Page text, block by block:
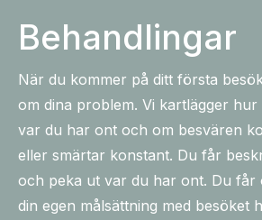
Behandlingar
När du kommer på ditt första
om dina problem. Vi kartlägger
var du har ont och om besvären
eller smärtar konstant. Du får
och peka ut var du har ont. Du får
din egen målsättning med besöket